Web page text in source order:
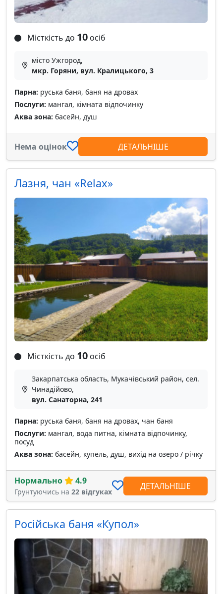
Місткість до 10 осіб
місто Ужгород,
мкр. Горяни, вул. Кралицького, 3
Парна: руська баня, баня на дровах
Послуги: мангал, кімната відпочинку
Аква зона: басейн, душ
Нема оцінок ДЕТАЛЬНІШЕ
Лазня, чан «Relax»
Місткість до 10 осіб
Закарпатська область, Мукачівський район, сел.
Чинадійово,
вул. Санаторна, 241
Парна: руська баня, баня на дровах, чан баня
Послуги: мангал, вода питна, кімната відпочинку,
посуд
Аква зона: басейн, купель, душ, вихід на озеро / річку
Нормально 4.9
Грунтуючись на 22 відгуках
ДЕТАЛЬНІШЕ
Російська баня «Купол»